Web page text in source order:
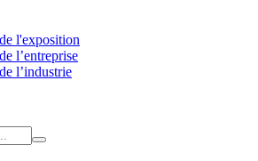
l'exposition
l’entreprise
l’industrie